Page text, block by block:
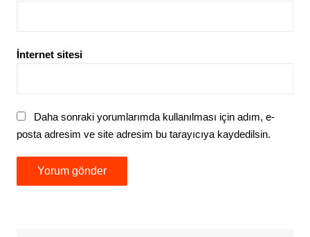
İnternet sitesi
Daha sonraki yorumlarımda kullanılması için adım, e-
posta adresim ve site adresim bu tarayıcıya kaydedilsin.